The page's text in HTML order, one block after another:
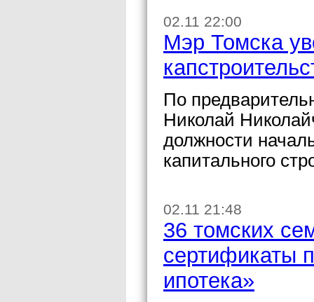
02.11 22:00
Мэр Томска
По
Николай
должности
капитального
02.11 21:48
36 томских
сертификаты
ипотека»